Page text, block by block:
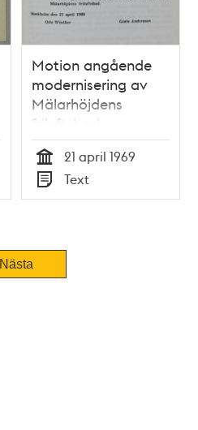
Motion angående
modernisering av
Mälarhöjdens
friluftsbad -
Stadsfullmäktige
1969
Tid
21 april 1969
Typ
Text
Nästa